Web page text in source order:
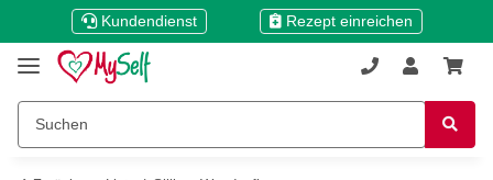
Kundendienst Rezept einreichen